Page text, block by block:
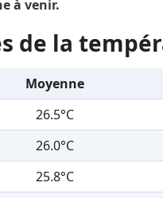
à venir.
de la
Moyenne
26.5°C
26.0°C
25.8°C